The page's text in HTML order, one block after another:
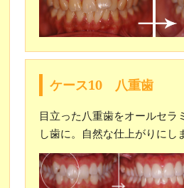
ケース10 八重歯
目立った八重歯をオールセラ
し歯に。自然な仕上がりにし